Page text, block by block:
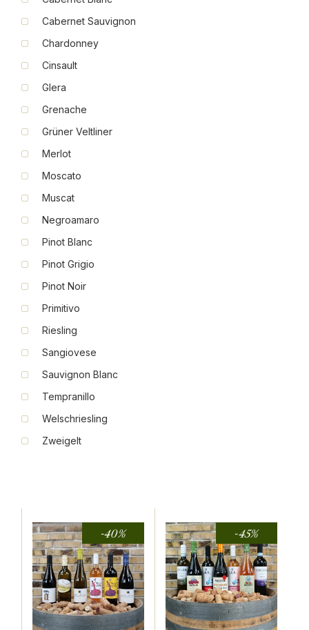
Cabernet Sauvignon
Chardonney
Cinsault
Glera
Grenache
Grüner Veltliner
Merlot
Moscato
Muscat
Negroamaro
Pinot Blanc
Pinot Grigio
Pinot Noir
Primitivo
Riesling
Sangiovese
Sauvignon Blanc
Tempranillo
Welschriesling
Zweigelt
-40% -45%